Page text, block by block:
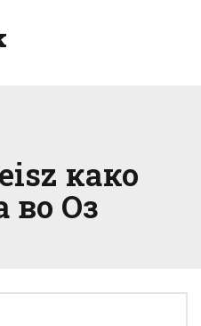
како
во Оз